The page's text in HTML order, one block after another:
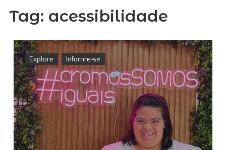
Tag: acessibilidade
Explore Informe-se